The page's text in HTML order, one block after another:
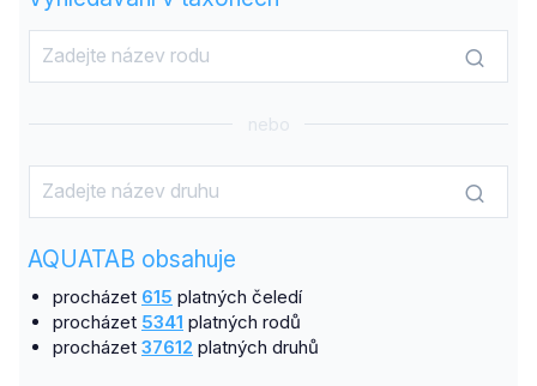
nebo
AQUATAB obsahuje
procházet 615 platných čeledí
procházet 5341 platných rodů
procházet 37612 platných druhů